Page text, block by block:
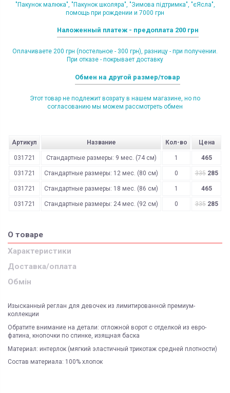
"Пакунок малюка", "Пакунок школяра", "Зимова підтримка", "єЯсла",
помощь при рождении и 7000 грн
Наложенный платеж - предоплата 200 грн
Оплачиваете 200 грн (постельное - 300 грн), разницу - при получении.
При отказе - покрывает доставку
Обмен на другой размер/товар
Этот товар не подлежит возрату в нашем магазине, но по
согласованию мы можем рассмотреть обмен
Артикул Название Кол-во Цена
031721 Стандартные размеры: 9 мес. (74 см) 1 465
031721 Стандартные размеры: 12 мес. (80 см) 0 335 285
031721 Стандартные размеры: 18 мес. (86 см) 1 465
031721 Стандартные размеры: 24 мес. (92 см) 0 335 285
О товаре
Характеристики
Доставка/оплата
Обмін
Изысканный реглан для девочек из лимитированной премиум-
коллекции
Обратите внимание на детали: отложной ворот с отделкой из евро-
фатина, кнопочки по спинке, изящная баска
Материал: интерлок (мягкий эластичный трикотаж средней плотности)
Состав материала: 100% хлопок